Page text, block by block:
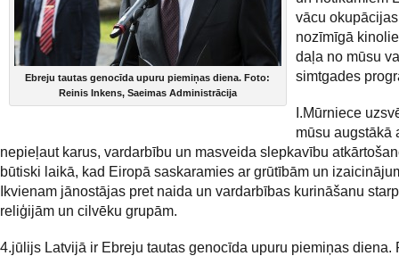
Ebreju tautas genocīda upuru piemiņas diena. Foto:
Reinis Inkens, Saeimas Administrācija
vācu
nozīmīgā
daļa no mūsu
simtgades
I.Mūrniece
mūsu augstākā
nepieļaut karus, vardarbību un masveida slepkavību
būtiski laikā, kad Eiropā saskaramies ar grūtībām un
Ikvienam jānostājas pret naida un vardarbības kurināšanu
reliģijām un cilvēku grupām.
4.jūlijs Latvijā ir Ebreju tautas genocīda upuru piemiņas diena.